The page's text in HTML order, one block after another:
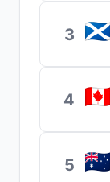
3
4
5